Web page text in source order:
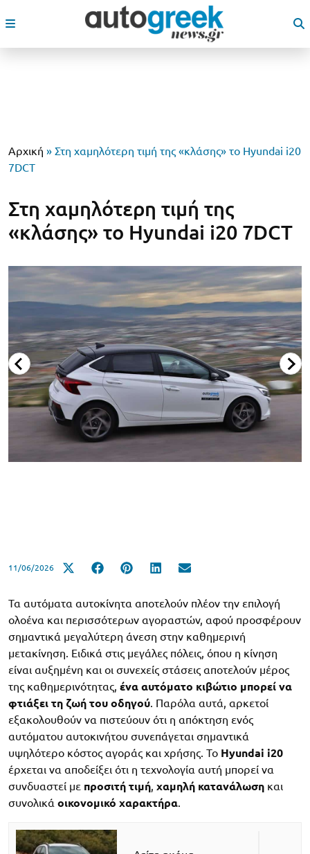
Αρχική » Στη χαμηλότερη τιμή της «κλάσης» το Hyundai i20
7DCT
Στη χαμηλότερη τιμή της
«κλάσης» το Hyundai i20 7DCT
11/06/2026
Τα αυτόματα αυτοκίνητα αποτελούν πλέον την επιλογή
ολοένα και περισσότερων αγοραστών, αφού προσφέρουν
σημαντικά μεγαλύτερη άνεση στην καθημερινή
μετακίνηση. Ειδικά στις μεγάλες πόλεις, όπου η κίνηση
είναι αυξημένη και οι συνεχείς στάσεις αποτελούν μέρος
της καθημερινότητας, ένα αυτόματο κιβώτιο μπορεί να
φτιάξει τη ζωή του οδηγού. Παρόλα αυτά, αρκετοί
εξακολουθούν να πιστεύουν ότι η απόκτηση ενός
αυτόματου αυτοκινήτου συνεπάγεται σημαντικά
υψηλότερο κόστος αγοράς και χρήσης. Το Hyundai i20
έρχεται να αποδείξει ότι η τεχνολογία αυτή μπορεί να
συνδυαστεί με προσιτή τιμή, χαμηλή κατανάλωση και
συνολικά οικονομικό χαρακτήρα.